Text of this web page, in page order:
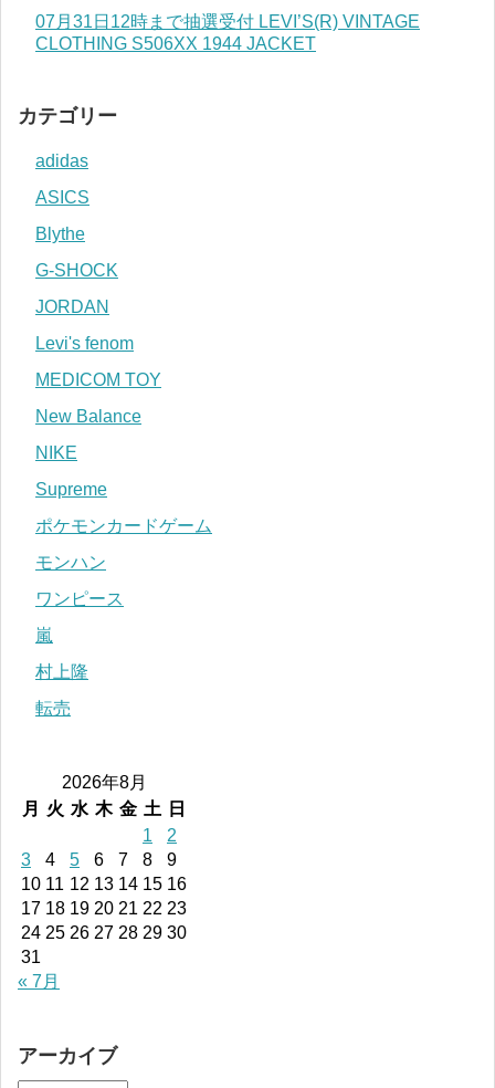
07月31日12時まで抽選受付 LEVI’S(R) VINTAGE
CLOTHING S506XX 1944 JACKET
カテゴリー
adidas
ASICS
Blythe
G-SHOCK
JORDAN
Levi's fenom
MEDICOM TOY
New Balance
NIKE
Supreme
ポケモンカードゲーム
モンハン
ワンピース
嵐
村上隆
転売
2026年8月
月
火 水 木 金 土
日
1
2
3
4 5 6 7 8
9
10 11 12 13 14 15 16
17 18 19 20 21 22 23
24 25 26 27 28 29 30
31
« 7月
アーカイブ